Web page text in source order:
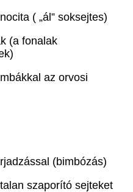
( „ál” soksejtes)
(a fonalak
az orvosi
(bimbózás)
szaporító sejteket